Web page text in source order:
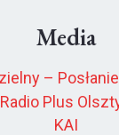
Media
–
Radio Plus
KAI